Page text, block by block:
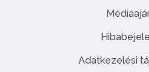
Adatkezelési